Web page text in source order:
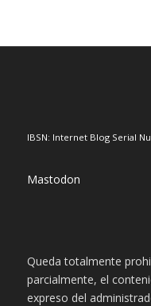
IBSN: Internet Blog Serial
Mastodon
Queda totalmente
parcialmente, el
expreso del